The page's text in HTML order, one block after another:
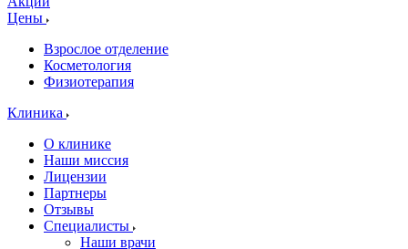
Цены
Взрослое отделение
Косметология
Физиотерапия
Клиника
О клинике
Наши миссия
Лицензии
Партнеры
Отзывы
Специалисты
Наши врачи